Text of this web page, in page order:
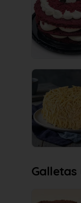
Galletas